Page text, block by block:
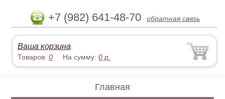
+7 (982) 641-48-70 обратная связь
Ваша корзина:
Товаров:0 На сумму:0 р.
Главная